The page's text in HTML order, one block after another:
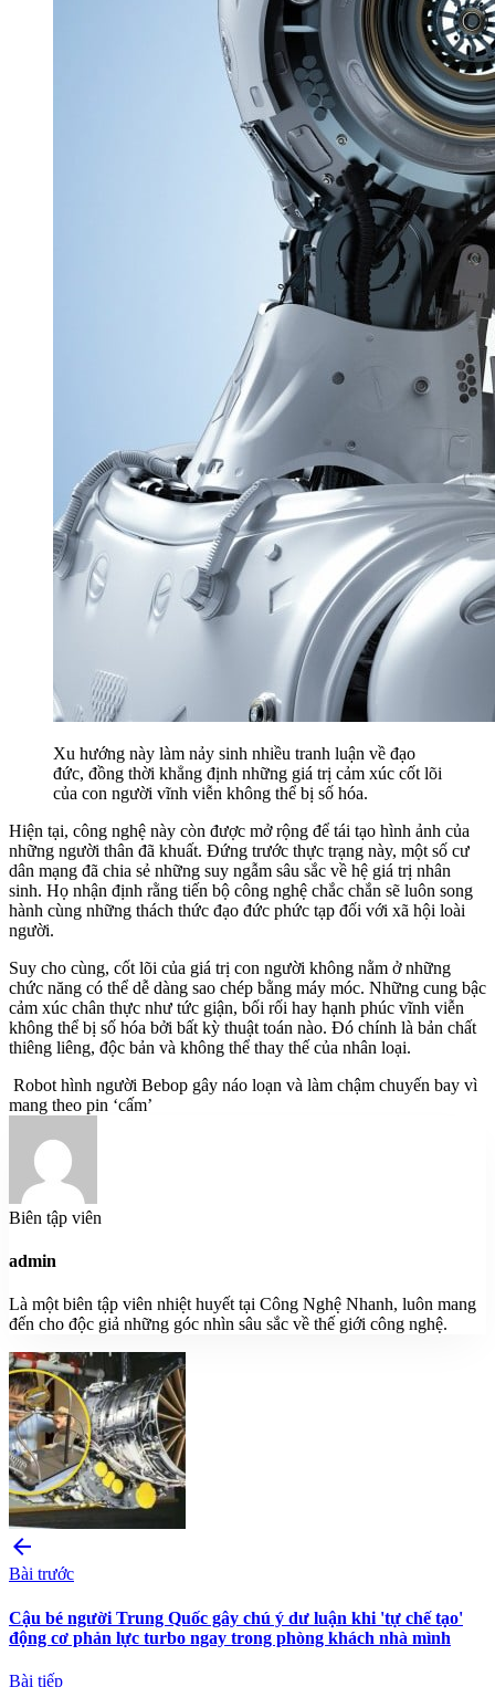
Xu hướng này làm nảy sinh nhiều tranh luận về đạo
đức, đồng thời khẳng định những giá trị cảm xúc cốt lõi
của con người vĩnh viễn không thể bị số hóa.
Hiện tại, công nghệ này còn được mở rộng để tái tạo hình ảnh của
những người thân đã khuất. Đứng trước thực trạng này, một số cư
dân mạng đã chia sẻ những suy ngẫm sâu sắc về hệ giá trị nhân
sinh. Họ nhận định rằng tiến bộ công nghệ chắc chắn sẽ luôn song
hành cùng những thách thức đạo đức phức tạp đối với xã hội loài
người.
Suy cho cùng, cốt lõi của giá trị con người không nằm ở những
chức năng có thể dễ dàng sao chép bằng máy móc. Những cung bậc
cảm xúc chân thực như tức giận, bối rối hay hạnh phúc vĩnh viễn
không thể bị số hóa bởi bất kỳ thuật toán nào. Đó chính là bản chất
thiêng liêng, độc bản và không thể thay thế của nhân loại.
Robot hình người Bebop gây náo loạn và làm chậm chuyến bay vì
mang theo pin ‘cấm’
Biên tập viên
admin
Là một biên tập viên nhiệt huyết tại Công Nghệ Nhanh, luôn mang
đến cho độc giả những góc nhìn sâu sắc về thế giới công nghệ.
arrow_back
Bài trước
Cậu bé người Trung Quốc gây chú ý dư luận khi 'tự chế tạo'
động cơ phản lực turbo ngay trong phòng khách nhà mình
Bài tiếp